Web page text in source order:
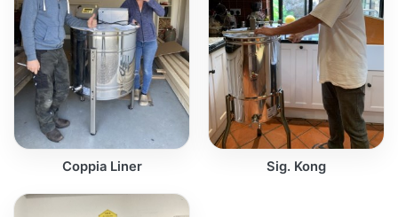
Coppia Liner Sig. Kong